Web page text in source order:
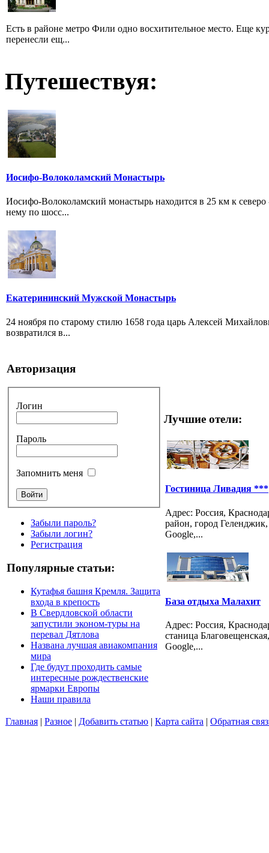
Есть в районе метро Фили одно восхитительное место. Еще
перенесли ещ...
Путешествуя:
Иосифо-Волоколамский Монастырь
Иосифо-Волоколамский монастырь находится в 25 км к
нему по шосс...
Екатерининский Мужской Монастырь
24 ноября по старому стилю 1658 года царь Алексей
возвратился в...
Авторизация
Логин
Пароль
Запомнить меня
Забыли пароль?
Забыли логин?
Регистрация
Популярные статьи:
Кутафья башня Кремля. Защита
входа в крепость
В Свердловской области
запустили эконом-туры на
перевал Дятлова
Названа лучшая авиакомпания
мира
Где будут проходить самые
интересные рождественские
ярмарки Европы
Наши правила
Лучшие отели:
Гостиница Ливадия ***
Адрес: Россия,
район, город
Google,...
База отдыха Малахит
Адрес: Россия,
станица
Google,...
Главная | Разное | Добавить статью | Карта сайта | Обратная